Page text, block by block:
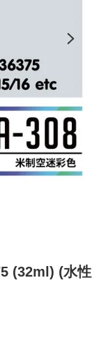
(32ml) (水性